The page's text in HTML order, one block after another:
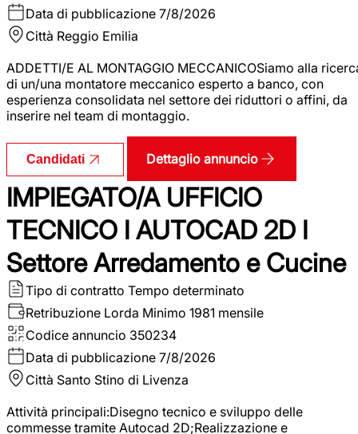
Data di pubblicazione 7/8/2026
Città Reggio Emilia
ADDETTI/E AL MONTAGGIO MECCANICOSiamo alla
di un/una montatore meccanico esperto a banco, con
esperienza consolidata nel settore dei riduttori o affini, da
inserire nel team di montaggio.
Candidati Dettaglio annuncio
IMPIEGATO/A UFFICIO
TECNICO I AUTOCAD 2D I
Settore Arredamento e Cucine
Tipo di contratto Tempo determinato
Retribuzione Lorda Minimo 1981 mensile
Codice annuncio 350234
Data di pubblicazione 7/8/2026
Città Santo Stino di Livenza
Attività principali:Disegno tecnico e sviluppo delle
commesse tramite Autocad 2D;Realizzazione e